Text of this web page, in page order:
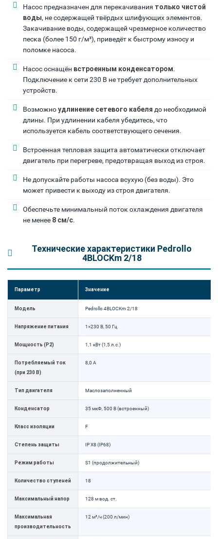
Насос предназначен для перекачивания только чистой
воды, не содержащей твёрдых шлифующих элементов.
Закачивание воды, содержащей чрезмерное количество
песка (более 150 г/м³), приведёт к быстрому износу и
поломке насоса.
Насос оснащён встроенным конденсатором.
Подключение к сети 230 В не требует дополнительных
устройств.
Возможноудлинение сетевого кабеля до необходимой
длины. При удлинении кабеля убедитесь, что
используется кабель соответствующего сечения.
Встроенная тепловая защита автоматически отключает
двигатель при перегреве, предотвращая выход из строя.
Не допускайте работы насоса всухую (без воды). Это
может привести к выходу из строя двигателя.
Обеспечьте минимальный поток охлаждения двигателя
не менее 8 см/с.
Технические характеристики Pedrollo
4BLOCKm 2/18
Параметр Значение
Модель Pedrollo 4BLOCKm 2/18
Напряжение питания 1×230 В, 50 Гц
Мощность (P2) 1,1 кВт (1,5 л.с.)
Потребляемый ток
(при 230 В)
8,0 А
Тип двигателя Маслозаполненный
Конденсатор 35 мкФ, 500 В (встроенный)
Класс изоляции F
Степень защиты IP X8 (IP68)
Режим работы S1 (продолжительный)
Количество ступеней 18
Максимальный напор 128 м вод. ст.
Максимальная
производительность
12 м³/ч (200 л/мин)